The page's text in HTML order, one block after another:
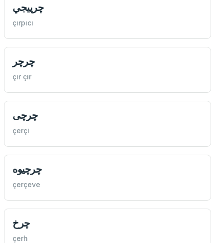
چرپيجي
çırpıcı
چرچر
çır çır
چرچی
çerçi
چرچیوه
çerçeve
چرخ
çerh